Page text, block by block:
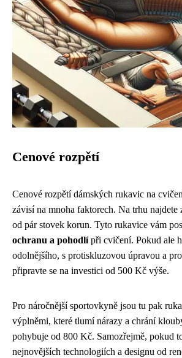
Cenové rozpětí
Cenové rozpětí dámských rukavic na
závisí na mnoha faktorech. Na trhu
od pár stovek korun. Tyto rukavice vám
ochranu a pohodlípři cvičení. Pokud ale
odolnějšího, s protiskluzovou úpravou a
připravte se na investici od 500 Kč výše.
Pro náročnější sportovkyně jsou tu pak
výplněmi, které tlumí nárazy a chrání
pohybuje od 800 Kč. Samozřejmě, pokud
nejnovějších technologiích a designu od